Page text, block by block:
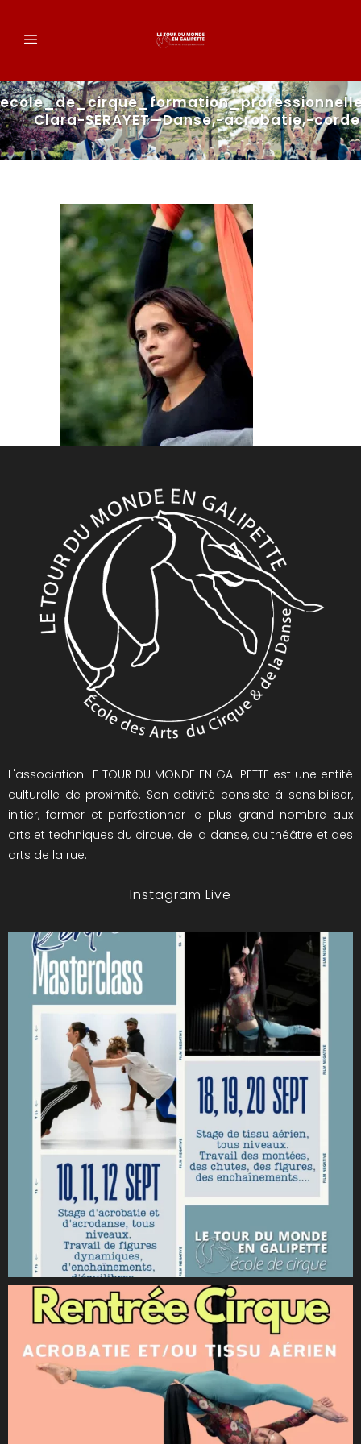
Clara-SERAYET—Danse,-acrobatie,-
L'association LE TOUR DU MONDE EN GALIPETTE est une entité
culturelle de proximité. Son activité consiste à sensibiliser,
initier, former et perfectionner le plus grand nombre aux
arts et techniques du cirque, de la danse, du théâtre et des
arts de la rue.
Instagram Live